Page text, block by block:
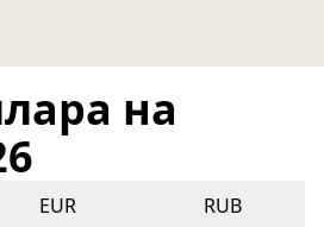
на
EUR
RUB